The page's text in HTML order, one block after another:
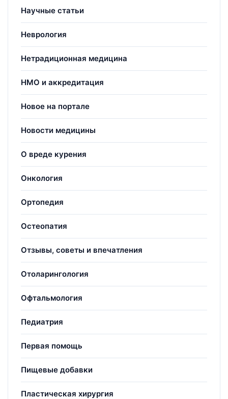
Научные статьи
Неврология
Нетрадиционная медицина
НМО и аккредитация
Новое на портале
Новости медицины
О вреде курения
Онкология
Ортопедия
Остеопатия
Отзывы, советы и впечатления
Отоларингология
Офтальмология
Педиатрия
Первая помощь
Пищевые добавки
Пластическая хирургия